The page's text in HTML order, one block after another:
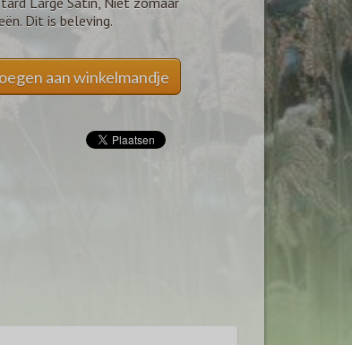
Dit is beleving.
aan winkelmandje